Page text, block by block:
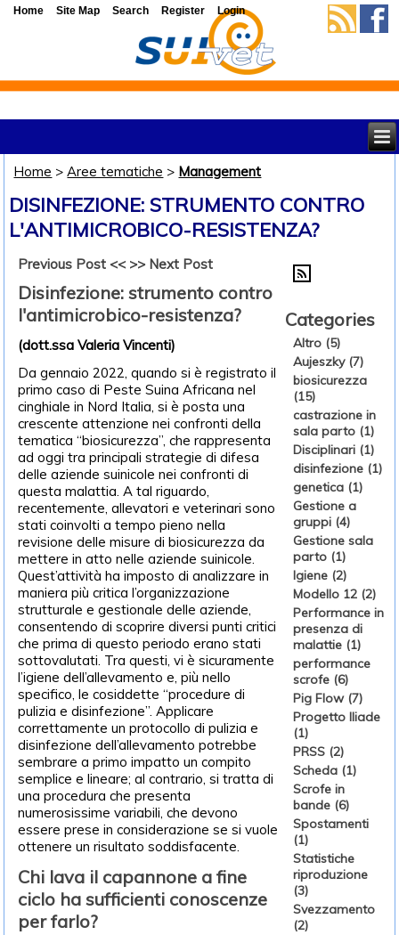
Home >Aree tematiche > Management
DISINFEZIONE: STRUMENTO CONTRO
L'ANTIMICROBICO-RESISTENZA?
Previous Post << >> Next Post
Disinfezione: strumento contro
l'antimicrobico-resistenza?
(dott.ssa Valeria Vincenti)
Da gennaio 2022, quando si è registrato il
primo caso di Peste Suina Africana nel
cinghiale in Nord Italia, si è posta una
crescente attenzione nei confronti della
tematica “biosicurezza”, che rappresenta
ad oggi tra principali strategie di difesa
delle aziende suinicole nei confronti di
questa malattia. A tal riguardo,
recentemente, allevatori e veterinari sono
stati coinvolti a tempo pieno nella
revisione delle misure di biosicurezza da
mettere in atto nelle aziende suinicole.
Quest’attività ha imposto di analizzare in
maniera più critica l’organizzazione
strutturale e gestionale delle aziende,
consentendo di scoprire diversi punti critici
che prima di questo periodo erano stati
sottovalutati. Tra questi, vi è sicuramente
l’igiene dell’allevamento e, più nello
specifico, le cosiddette “procedure di
pulizia e disinfezione”. Applicare
correttamente un protocollo di pulizia e
disinfezione dell’allevamento potrebbe
sembrare a primo impatto un compito
semplice e lineare; al contrario, si tratta di
una procedura che presenta
numerosissime variabili, che devono
essere prese in considerazione se si vuole
ottenere un risultato soddisfacente.
Chi lava il capannone a fine
ciclo ha sufficienti conoscenze
per farlo?
Categories
Altro (5)
Aujeszky (7)
biosicurezza
(15)
castrazione in
sala parto (1)
Disciplinari (1)
disinfezione (1)
genetica (1)
Gestione a
gruppi (4)
Gestione sala
parto (1)
Igiene (2)
Modello 12 (2)
Performance in
presenza di
malattie (1)
performance
scrofe (6)
Pig Flow (7)
Progetto Iliade
(1)
PRSS (2)
Scheda (1)
Scrofe in
bande (6)
Spostamenti
(1)
Statistiche
riproduzione
(3)
Svezzamento
(2)
Home Site Map Search Register Login